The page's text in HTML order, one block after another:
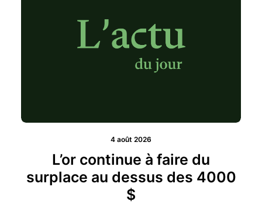
4 août 2026
L’or continue à faire du
surplace au dessus des 4000
$
L'or résiste au dessus des 4 000 $ malgré le repli